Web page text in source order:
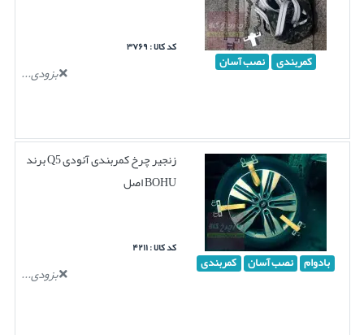
کمربندی نصب آسان
کد کالا : ۳۷۶۹
بزودی...
بادوام نصب آسان کمربندی
زنجیر چرخ کمربندی آئودی Q5 برند
BOHU اصل
کد کالا : ۴۲۱۱
بزودی...